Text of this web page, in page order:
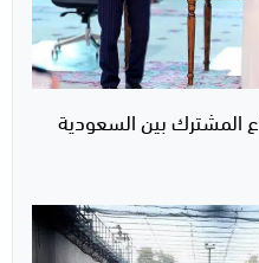
المشترك بين السعودية